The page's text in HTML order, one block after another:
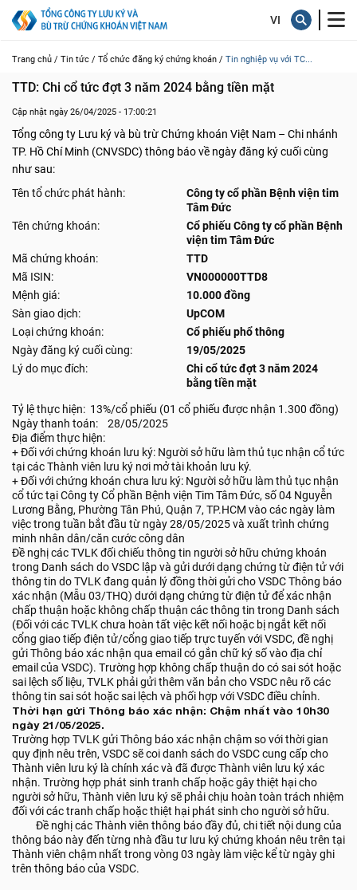
Trang chủ / Tin tức / Tổ chức đăng ký chứng khoán / Tin nghiệp vụ với TC...
TTD: Chi cổ tức đợt 3 năm 2024 bằng tiền mặt
Cập nhật ngày 26/04/2025 - 17:00:21
Tổng công ty Lưu ký và bù trừ Chứng khoán Việt Nam – Chi nhánh
TP. Hồ Chí Minh (CNVSDC) thông báo về ngày đăng ký cuối cùng
như sau:
Tên tổ chức phát hành:
Công ty cổ phần Bệnh viện tim
Tâm Đức
Tên chứng khoán:
Cổ phiếu Công ty cổ phần Bệnh
viện tim Tâm Đức
Mã chứng khoán:
TTD
Mã ISIN:
VN000000TTD8
Mệnh giá:
10.000 đồng
Sàn giao dịch:
UpCOM
Loại chứng khoán:
Cổ phiếu phổ thông
Ngày đăng ký cuối cùng:
19/05/2025
Lý do mục đích:
Chi cổ tức đợt 3 năm 2024
bằng tiền mặt
Tỷ lệ thực hiện: 13%/cổ phiếu (01 cổ phiếu được nhận 1.300 đồng)
Ngày thanh toán: 28/05/2025
Địa điểm thực hiện:
+ Đối với chứng khoán lưu ký: Người sở hữu làm thủ tục nhận cổ tức
tại các Thành viên lưu ký nơi mở tài khoản lưu ký.
+ Đối với chứng khoán chưa lưu ký: Người sở hữu làm thủ tục nhận
cổ tức tại Công ty Cổ phần Bệnh viện Tim Tâm Đức, số 04 Nguyễn
Lương Bằng, Phường Tân Phú, Quận 7, TP.HCM vào các ngày làm
việc trong tuần bắt đầu từ ngày 28/05/2025 và xuất trình chứng
minh nhân dân/căn cước công dân
Đề nghị các TVLK đối chiếu thông tin người sở hữu chứng khoán
trong Danh sách do VSDC lập và gửi dưới dạng chứng từ điện tử với
thông tin do TVLK đang quản lý đồng thời gửi cho VSDC Thông báo
xác nhận (Mẫu 03/THQ) dưới dạng chứng từ điện tử để xác nhận
chấp thuận hoặc không chấp thuận các thông tin trong Danh sách
(Đối với các TVLK chưa hoàn tất việc kết nối hoặc bị ngắt kết nối
cổng giao tiếp điện tử/cổng giao tiếp trực tuyến với VSDC, đề nghị
gửi Thông báo xác nhận qua email có gắn chữ ký số vào địa chỉ
email của VSDC). Trường hợp không chấp thuận do có sai sót hoặc
sai lệch số liệu, TVLK phải gửi thêm văn bản cho VSDC nêu rõ các
thông tin sai sót hoặc sai lệch và phối hợp với VSDC điều chỉnh.
Thời hạn gửi Thông báo xác nhận: Chậm nhất vào 10h30
ngày 21/05/2025.
Trường hợp TVLK gửi Thông báo xác nhận chậm so với thời gian
quy định nêu trên, VSDC sẽ coi danh sách do VSDC cung cấp cho
Thành viên lưu ký là chính xác và đã được Thành viên lưu ký xác
nhận. Trường hợp phát sinh tranh chấp hoặc gây thiệt hại cho
người sở hữu, Thành viên lưu ký sẽ phải chịu hoàn toàn trách nhiệm
đối với các tranh chấp hoặc thiệt hại phát sinh cho người sở hữu.
Đề nghị các Thành viên thông báo đầy đủ, chi tiết nội dung của
thông báo này đến từng nhà đầu tư lưu ký chứng khoán nêu trên tại
Thành viên chậm nhất trong vòng 03 ngày làm việc kể từ ngày ghi
trên thông báo của VSDC.